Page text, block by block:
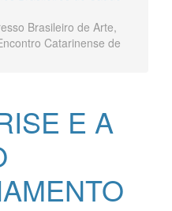
Brasileiro de Arte,
Catarinense de
E A